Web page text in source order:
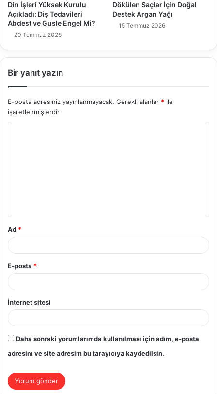
Din İşleri Yüksek Kurulu
Açıkladı: Diş Tedavileri
Abdest ve Gusle Engel Mi?
20 Temmuz 2026
Dökülen Saçlar İçin Doğal
Destek Argan Yağı
15 Temmuz 2026
Bir yanıt yazın
E-posta adresiniz yayınlanmayacak. Gerekli alanlar * ile
işaretlenmişlerdir
Ad *
E-posta *
İnternet sitesi
Daha sonraki yorumlarımda kullanılması için adım, e-posta
adresim ve site adresim bu tarayıcıya kaydedilsin.